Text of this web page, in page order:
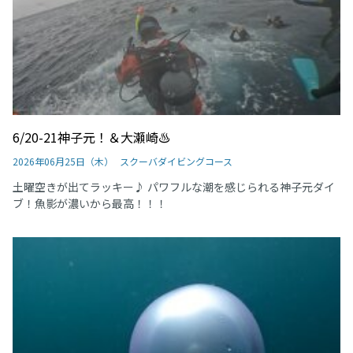
6/20-21神子元！＆大瀬崎♨
2026年06月25日（木） スクーバダイビングコース
土曜空きが出てラッキー♪ パワフルな潮を感じられる神子元ダイ
ブ！魚影が濃いから最高！！！